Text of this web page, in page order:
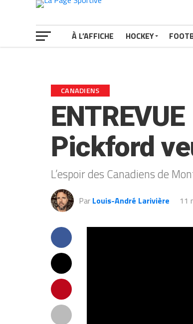
À L’AFFICHE HOCKEY
CANADIENS
Pickford
L’espoir des Canadiens de
Par Louis-André Larivière 11